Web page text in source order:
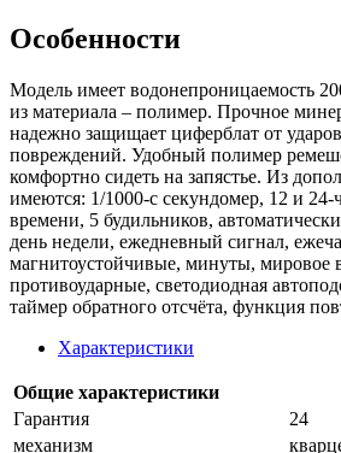
Особенности
Модель имеет водонепроницаемость
из материала – полимер. Прочное
надежно защищает циферблат от
повреждений. Удобный полимер
комфортно сидеть на запястье. Из
имеются: 1/1000-с секундомер, 12 и 24-
времени, 5 будильников,
день недели, ежедневный сигнал,
магнитоустойчивые, минуты, мировое
противоударные, светодиодная
таймер обратного отсчёта, функция
Характеристики
Общие характеристики
Гарантия
24
механизм